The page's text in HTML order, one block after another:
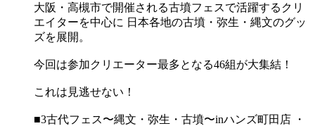
大阪・高槻市で開催される古墳フェスで活躍するクリ
エイターを中心に 日本各地の古墳・弥生・縄文のグッ
ズを展開。
今回は参加クリエーター最多となる46組が大集結！
これは見逃せない！
■3古代フェス〜縄文・弥生・古墳〜inハンズ町田店 ・